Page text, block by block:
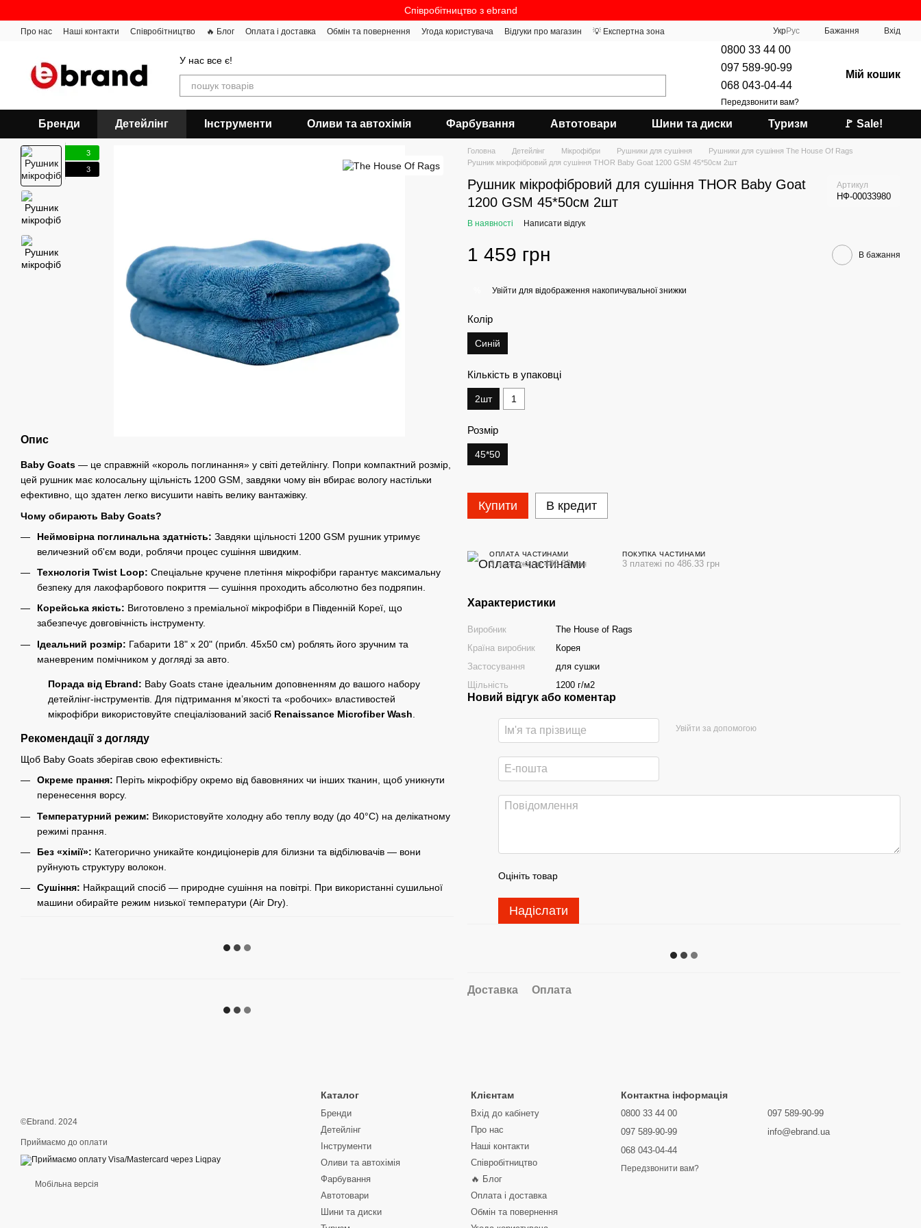
Співробітництво з ebrand
Про нас Наші контакти Співробітництво 🔥 Блог Оплата і доставка Обмін та повернення Угода користувача Відгуки про магазин 💡 Експертна зона УкрРус Бажання Вхід
У нас все є!
0800 33 44 00
097 589-90-99
068 043-04-44
Передзвонити вам?
Мій кошик
Бренди Детейлінг Інструменти Оливи та автохімія Фарбування Автотовари Шини та диски Туризм 🚩 Sale!
3
3
Опис
Baby Goats — це справжній «король поглинання» у світі детейлінгу. Попри компактний розмір,
цей рушник має колосальну щільність 1200 GSM, завдяки чому він вбирає вологу настільки
ефективно, що здатен легко висушити навіть велику вантажівку.
Чому обирають Baby Goats?
Неймовірна поглинальна здатність: Завдяки щільності 1200 GSM рушник утримує
величезний об'єм води, роблячи процес сушіння швидким.
Технологія Twist Loop: Спеціальне кручене плетіння мікрофібри гарантує максимальну
безпеку для лакофарбового покриття — сушіння проходить абсолютно без подряпин.
Корейська якість: Виготовлено з преміальної мікрофібри в Південній Кореї, що
забезпечує довговічність інструменту.
Ідеальний розмір: Габарити 18" x 20" (прибл. 45х50 см) роблять його зручним та
маневреним помічником у догляді за авто.
Порада від Ebrand: Baby Goats стане ідеальним доповненням до вашого набору
детейлінг-інструментів. Для підтримання м’якості та «робочих» властивостей
мікрофібри використовуйте спеціалізований засіб Renaissance Microfiber Wash
Рекомендації з догляду
Щоб Baby Goats зберігав свою ефективність:
Окреме прання: Періть мікрофібру окремо від бавовняних чи інших тканин, щоб уникнути
перенесення ворсу.
Температурний режим: Використовуйте холодну або теплу воду (до 40°C) на делікатному
режимі прання.
Без «хімії»: Категорично уникайте кондиціонерів для білизни та відбілювачів — вони
руйнують структуру волокон.
Сушіння: Найкращий спосіб — природне сушіння на повітрі. При використанні сушильної
машини обирайте режим низької температури (Air Dry).
Головна Детейлінг Мікрофібри Рушники для сушіння
Рушники для сушіння The House Of Rags
Рушник мікрофібровий для сушіння THOR Baby Goat 1200 GSM 45*50см 2шт
Рушник мікрофібровий для сушіння THOR Baby Goat
1200 GSM 45*50см 2шт
Артикул
НФ-00033980
В наявності Написати відгук
1 459 грн В бажання
Увійти для відображення накопичувальної знижки
Колір
Синій
Кількість в упаковці
2шт 1
Розмір
45*50
Купити В кредит
ОПЛАТА ЧАСТИНАМИ
3 платежі по 486.33 грн
ПОКУПКА ЧАСТИНАМИ
3 платежі по 486.33 грн
Характеристики
Виробник
The House of Rags
Країна виробник
Корея
Застосування
для сушки
Щільність
1200 г/м2
Новий відгук або коментар
Увійти за допомогою
Оцініть товар
Надіслати
Доставка Оплата
©Ebrand. 2024
Приймаємо до оплати
Мобільна версія
Каталог
Бренди
Детейлінг
Інструменти
Оливи та автохімія
Фарбування
Автотовари
Шини та диски
Клієнтам
Вхід до кабінету
Про нас
Наші контакти
Співробітництво
🔥 Блог
Оплата і доставка
Обмін та повернення
Контактна інформація
0800 33 44 00
097 589-90-99
068 043-04-44
Передзвонити вам?
097 589-90-99
info@ebrand.ua